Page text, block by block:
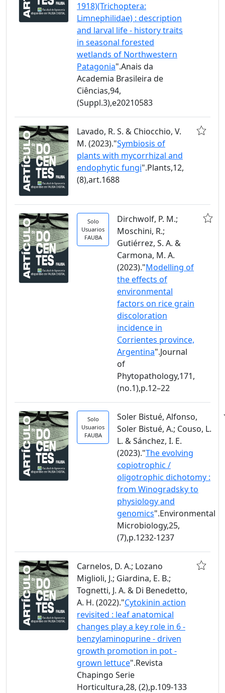
1918)(Trichoptera:
Limnephilidae) : description
and larval life - history traits
in seasonal forested
wetlands of Northwestern
Patagonia".Anais da
Academia Brasileira de
Ciências,94,
(Suppl.3),e20210583
Lavado, R. S. & Chiocchio, V.
M. (2023)."Symbiosis of
plants with mycorrhizal and
endophytic fungi".Plants,12,
(8),art.1688
Solo
Usuarios
FAUBA
Dirchwolf, P. M.;
Moschini, R.;
Gutiérrez, S. A. &
Carmona, M. A.
(2023)."Modelling of
the effects of
environmental
factors on rice grain
discoloration
incidence in
Corrientes province,
Argentina".Journal
of
Phytopathology,171,
(no.1),p.12–22
Solo
Usuarios
FAUBA
Soler Bistué, Alfonso,
Soler Bistué, A.; Couso, L.
L. & Sánchez, I. E.
(2023)."The evolving
copiotrophic /
oligotrophic dichotomy :
from Winogradsky to
physiology and
genomics".Environmental
Microbiology,25,
(7),p.1232-1237
Carnelos, D. A.; Lozano
Miglioli, J.; Giardina, E. B.;
Tognetti, J. A. & Di Benedetto,
A. H. (2022)."Cytokinin action
revisited : leaf anatomical
changes play a key role in 6 -
benzylaminopurine - driven
growth promotion in pot -
grown lettuce".Revista
Chapingo Serie
Horticultura,28, (2),p.109-133